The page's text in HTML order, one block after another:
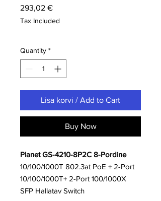
293,02 €Price
Tax Included
Quantity *
Lisa korvi / Add to Cart
Buy Now
Planet GS-4210-8P2C 8-Pordine
10/100/1000T 802.3at PoE + 2-Port
10/100/1000T+ 2-Port 100/1000X
SFP Hallatav Switch